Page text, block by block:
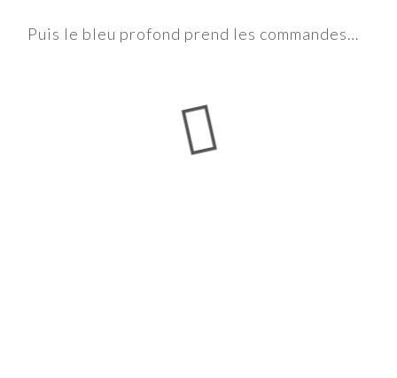
Puis le bleu profond prend les commandes…